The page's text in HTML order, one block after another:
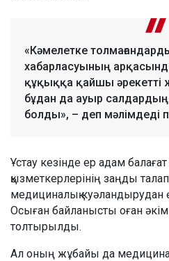
«Кәмелетке
хабарласуының
құқыққа қайшы әрекетті
бұдан да ауыр
болды», – деп мәлімдеді
Ұстау кезінде ер адам
қызметкерлерінің заңды
медициналық куәландырудан
Осыған байланысты оған
толтырылды.
Ал оның жұбайы да